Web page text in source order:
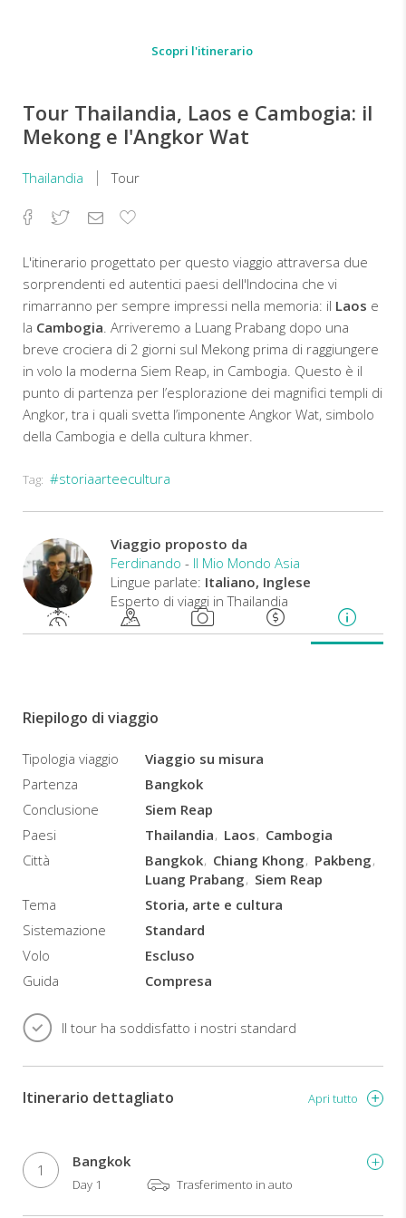
Scopri l'itinerario
Tour Thailandia, Laos e Cambogia: il
Mekong e l'Angkor Wat
Thailandia Tour
Facebook
TwitterEmailAggiungi
L'itinerario progettato per questo viaggio attraversa due
sorprendenti ed autentici paesi dell'Indocina che vi
rimarranno per sempre impressi nella memoria: il Laos e
la Cambogia. Arriveremo a Luang Prabang dopo una
breve crociera di 2 giorni sul Mekong prima di raggiungere
in volo la moderna Siem Reap, in Cambogia. Questo è il
punto di partenza per l’esplorazione dei magnifici templi di
Angkor, tra i quali svetta l’imponente Angkor Wat, simbolo
della Cambogia e della cultura khmer.
Tag: #storiaarteecultura
Viaggio proposto da
Ferdinando - Il Mio Mondo Asia
Lingue parlate: Italiano, Inglese
Esperto di viaggi in Thailandia
Riepilogo di viaggio
Tipologia viaggio
Viaggio su misura
Partenza
Bangkok
Conclusione
Siem Reap
Paesi
Thailandia Laos
Cambogia
Città
Bangkok Chiang Khong
Pakbeng
Luang Prabang
Siem Reap
Tema
Storia, arte e cultura
Sistemazione
Standard
Volo
Escluso
Guida
Compresa
Il tour ha soddisfatto i nostri standard
Itinerario dettagliato Apri tutto
1 Bangkok
Day 1 Trasferimento in auto